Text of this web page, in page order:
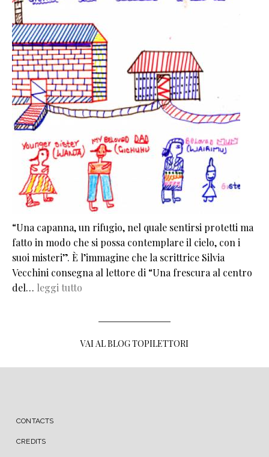
“Una capanna, un rifugio, nel quale sentirsi protetti ma
fatto in modo che si possa contemplare il cielo, con i
suoi misteri”. È l’immagine che la scrittrice Silvia
Vecchini consegna al lettore di “Una frescura al centro
del… leggi tutto
VAI AL BLOG TOPILETTORI
MENU FOOTER
CONTACTS
CREDITS